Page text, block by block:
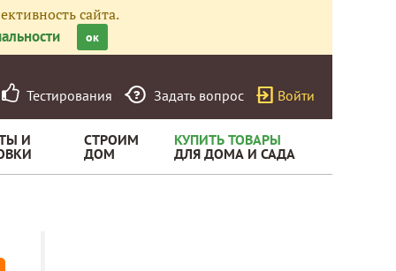
сайта.
ок
Тестирования Задать вопрос Войти
И
СТРОИМ
ДОМ
КУПИТЬ ТОВАРЫ
ДЛЯ ДОМА И САДА